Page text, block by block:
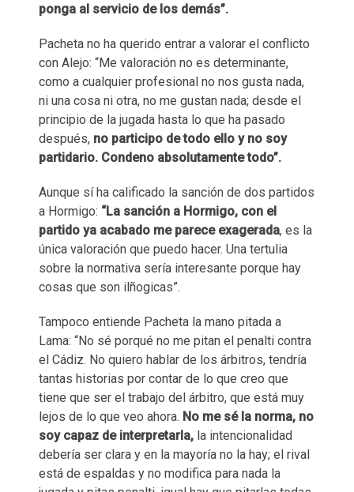
ponga al servicio de los demás”.
Pacheta no ha querido entrar a valorar el conflicto
con Alejo: “Me valoración no es determinante,
como a cualquier profesional no nos gusta nada,
ni una cosa ni otra, no me gustan nada; desde el
principio de la jugada hasta lo que ha pasado
después, no participo de todo ello y no soy
partidario. Condeno absolutamente todo”.
Aunque sí ha calificado la sanción de dos partidos
a Hormigo: “La sanción a Hormigo, con el
partido ya acabado me parece exagerada, es la
única valoración que puedo hacer. Una tertulia
sobre la normativa sería interesante porque hay
cosas que son ilñogicas”.
Tampoco entiende Pacheta la mano pitada a
Lama: “No sé porqué no me pitan el penalti contra
el Cádiz. No quiero hablar de los árbitros, tendría
tantas historias por contar de lo que creo que
tiene que ser el trabajo del árbitro, que está muy
lejos de lo que veo ahora. No me sé la norma, no
soy capaz de interpretarla, la intencionalidad
debería ser clara y en la mayoría no la hay; el rival
está de espaldas y no modifica para nada la